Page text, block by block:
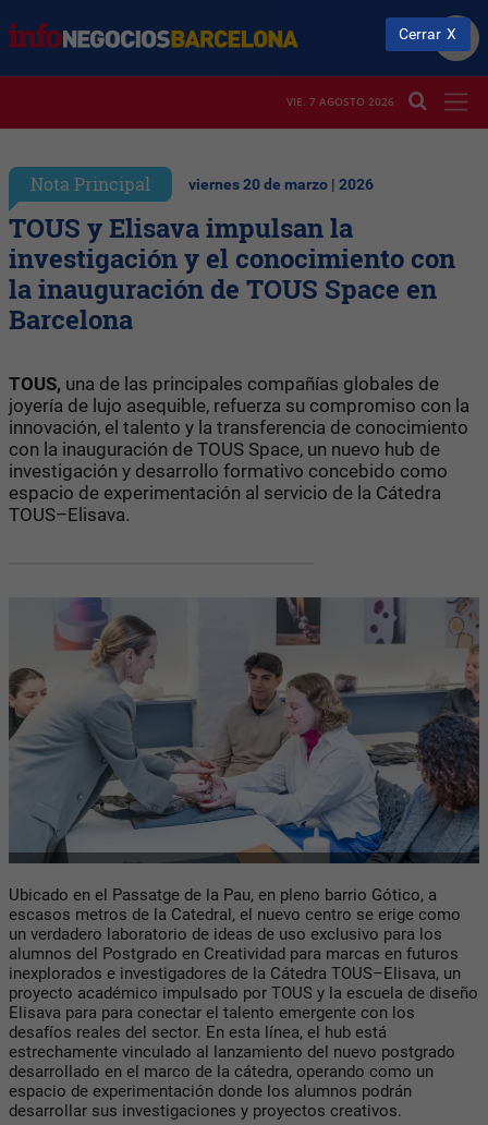
VIE. 7 AGOSTO 2026
Nota Principal viernes 20 de marzo | 2026
TOUS y Elisava impulsan la
investigación y el conocimiento con
la inauguración de TOUS Space en
Barcelona
TOUS, una de las principales compañías globales de
joyería de lujo asequible, refuerza su compromiso con la
innovación, el talento y la transferencia de conocimiento
con la inauguración de TOUS Space, un nuevo hub de
investigación y desarrollo formativo concebido como
espacio de experimentación al servicio de la Cátedra
TOUS–Elisava.
Ubicado en el Passatge de la Pau, en pleno barrio Gótico, a
escasos metros de la Catedral, el nuevo centro se erige como
un verdadero laboratorio de ideas de uso exclusivo para los
alumnos del Postgrado en Creatividad para marcas en futuros
inexplorados e investigadores de la Cátedra TOUS–Elisava, un
proyecto académico impulsado por TOUS y la escuela de diseño
Elisava para para conectar el talento emergente con los
desafíos reales del sector. En esta línea, el hub está
estrechamente vinculado al lanzamiento del nuevo postgrado
desarrollado en el marco de la cátedra, operando como un
espacio de experimentación donde los alumnos podrán
desarrollar sus investigaciones y proyectos creativos.
Cerrar